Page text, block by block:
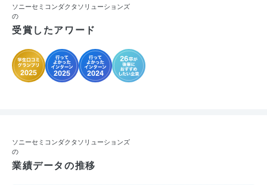
ソニーセミコンダクタソリューションズ
の
受賞したアワード
ソニーセミコンダクタソリューションズ
の
業績データの推移